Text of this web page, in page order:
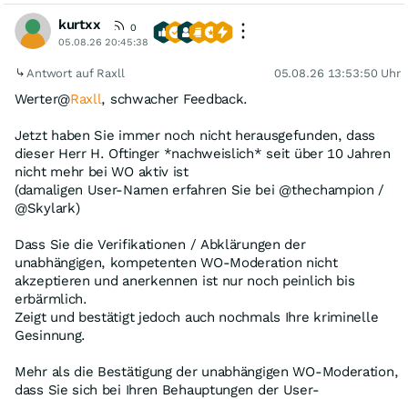
kurtxx
0
05.08.26 20:45:38
Antwort auf Raxll 05.08.26 13:53:50 Uhr
Werter@Raxll, schwacher Feedback.
Jetzt haben Sie immer noch nicht herausgefunden, dass
dieser Herr H. Oftinger *nachweislich* seit über 10 Jahren
nicht mehr bei WO aktiv ist
(damaligen User-Namen erfahren Sie bei @thechampion /
@Skylark)
Dass Sie die Verifikationen / Abklärungen der
unabhängigen, kompetenten WO-Moderation nicht
akzeptieren und anerkennen ist nur noch peinlich bis
erbärmlich.
Zeigt und bestätigt jedoch auch nochmals Ihre kriminelle
Gesinnung.
Mehr als die Bestätigung der unabhängigen WO-Moderation,
dass Sie sich bei Ihren Behauptungen der User-